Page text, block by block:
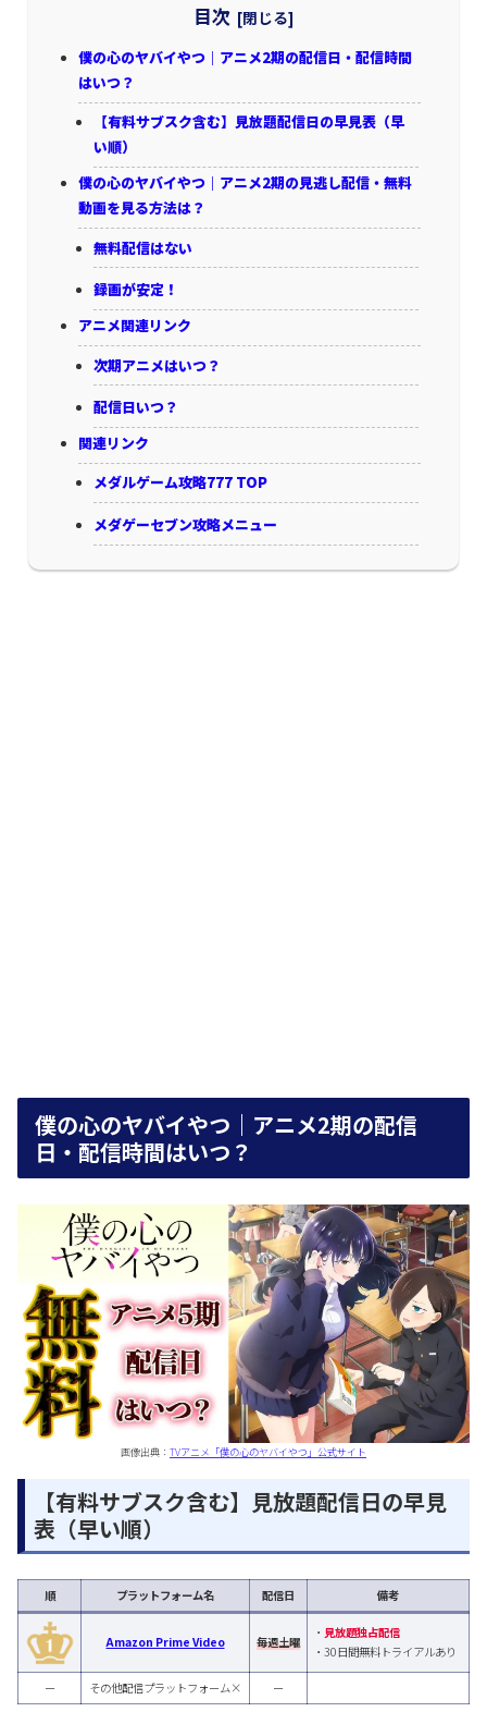
目次
僕の心のヤバイやつ｜アニメ2期の配信日・配信時間
はいつ？
【有料サブスク含む】見放題配信日の早見表（早
い順）
僕の心のヤバイやつ｜アニメ2期の見逃し配信・無料
動画を見る方法は？
無料配信はない
録画が安定！
アニメ関連リンク
次期アニメはいつ？
配信日いつ？
関連リンク
メダルゲーム攻略777 TOP
メダゲーセブン攻略メニュー
僕の心のヤバイやつ｜アニメ2期の配信
日・配信時間はいつ？
画像出典： TVアニメ「僕の心のヤバイやつ」公式サイト
【有料サブスク含む】見放題配信日の早見
表（早い順）
順 プラットフォーム名 配信日 備考
Amazon Prime Video 毎週土曜
・ 見放題独占配信
・30日間無料トライアルあり
ー その他配信プラットフォーム× ー